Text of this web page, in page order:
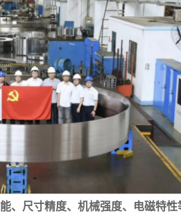
、尺寸精度、机械强度、电磁特